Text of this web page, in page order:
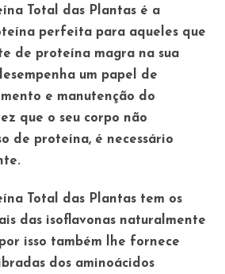
Total das Plantas é a
perfeita para aqueles que
de proteína magra na sua
um papel de
e manutenção do
que o seu corpo não
de proteína, é necessário
Total das Plantas tem os
das isoflavonas naturalmente
isso também lhe fornece
dos aminoácidos